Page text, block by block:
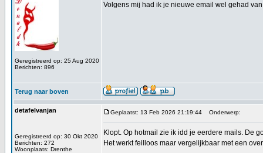
Geregistreerd op: 25 Aug 2020
Berichten: 896
Volgens mij had ik je nieuwe email wel gehad
Terug naar boven
detafelvanjan
Geregistreerd op: 30 Okt 2020
Berichten: 272
Woonplaats: Drenthe
Geplaatst: 13 Feb 2026 21:19:44 Onderwerp:
Klopt. Op hotmail zie ik idd je eerdere mails. De
Het werkt feilloos maar vergelijkbaar met een